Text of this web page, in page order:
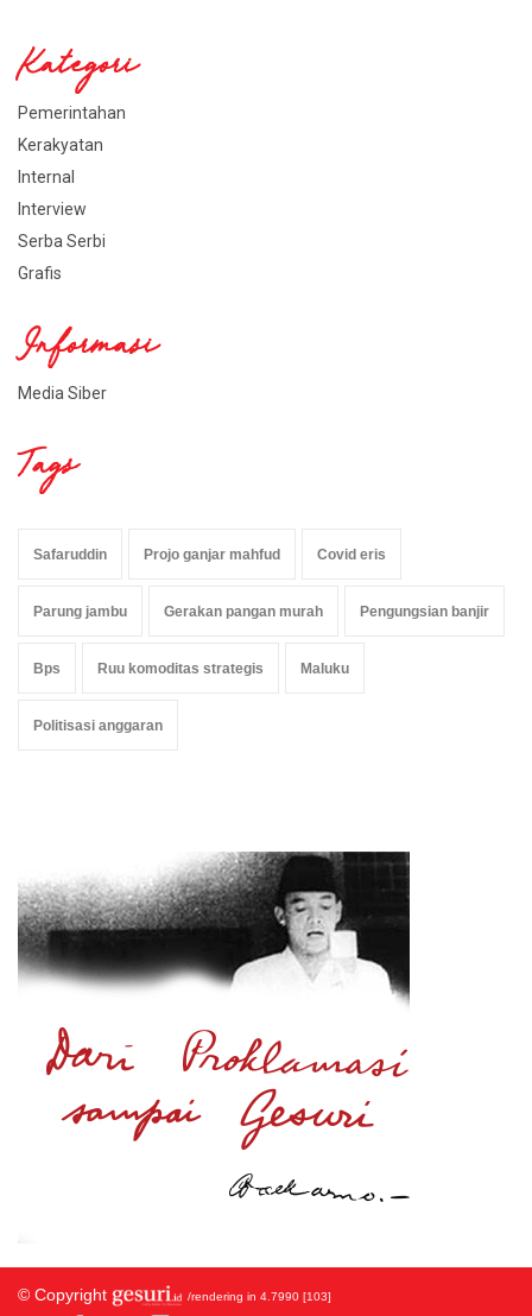
Kategori
Pemerintahan
Kerakyatan
Internal
Interview
Serba Serbi
Grafis
Informasi
Media Siber
Tags
Safaruddin Projo ganjar mahfud Covid eris
Parung jambu Gerakan pangan murah Pengungsian banjir
Bps Ruu komoditas strategis Maluku
Politisasi anggaran
© Copyright /rendering in 4.7990 [103]